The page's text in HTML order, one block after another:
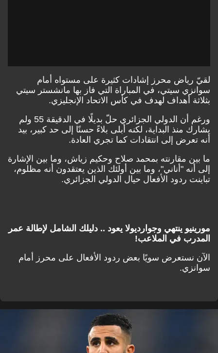
لقيّ رياض محرز إشادات كثيرة على مستواه أمام
سوانزي سيتي، في المباراة التي فاز بها مانشستر سيتي
بثلاثة أهداف لهدف في كأس الاتحاد الإنجليزي.
ورغم أن الدولي الجزائري حلّ بديلًا في الدقيقة 55 ولم
يشارك منذ البداية، لكنه أبلى بلاءً حسنًا إلى حد كبير، بيد
أنه تعرض إلى انتقادات كما تجري العادة.
ما بين مقارنته بمحمد صلاح وحكيم زياش، وما بين الإشارة
إلى أنه "أناني"، وما بين أولئك الذين يعتقدون أنه مظلوم،
تباينت ردود الأفعال حيال الدولي الجزائري.
مورينيو ينتهي وجوارديولا يعود .. دليلك الشامل لإطالة عمر
المدرب في الملاعب!
الآن نستعرض سويًا بعض ردود الأفعال على محرز أمام
سوانزي.